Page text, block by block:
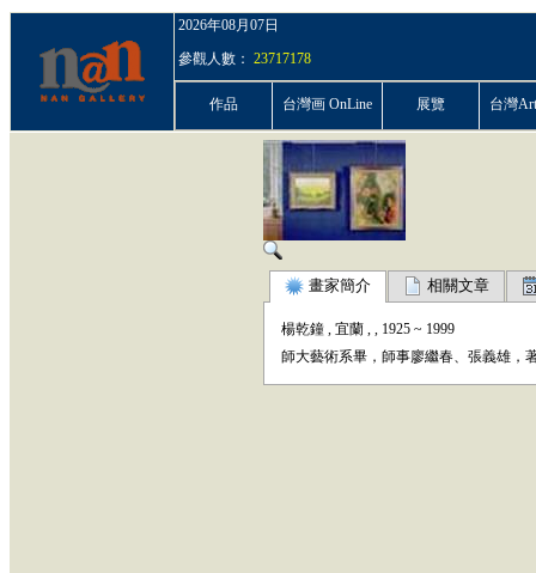
2026年08月07日
參觀人數： 23717178
作品 台灣画 OnLine 展覽 台灣
畫家簡介 相關文章
楊乾鐘 , 宜蘭 , , 1925 ~ 1999
師大藝術系畢，師事廖繼春、張義雄，